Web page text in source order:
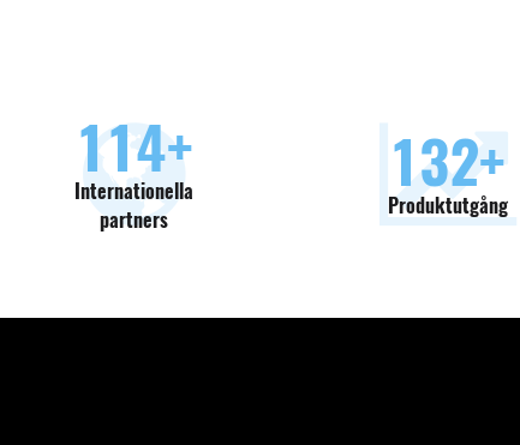
130+
Internationella
partners
150+
Produktutgång